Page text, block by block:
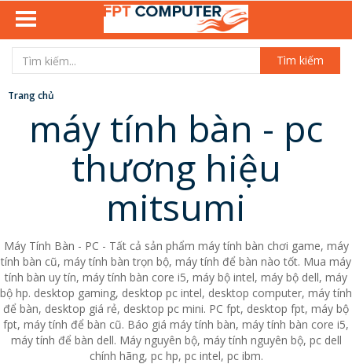
Tìm kiếm
Trang chủ
máy tính bàn - pc
thương hiệu
mitsumi
Máy Tính Bàn - PC - Tất cả sản phẩm máy tính bàn chơi game, máy
tính bàn cũ, máy tính bàn trọn bộ, máy tính để bàn nào tốt. Mua máy
tính bàn uy tín, máy tính bàn core i5, máy bộ intel, máy bộ dell, máy
bộ hp. desktop gaming, desktop pc intel, desktop computer, máy tính
để bàn, desktop giá rẻ, desktop pc mini. PC fpt, desktop fpt, máy bộ
fpt, máy tính để bàn cũ. Báo giá máy tính bàn, máy tính bàn core i5,
máy tính để bàn dell. Máy nguyên bộ, máy tính nguyên bộ, pc dell
chính hãng, pc hp, pc intel, pc ibm.